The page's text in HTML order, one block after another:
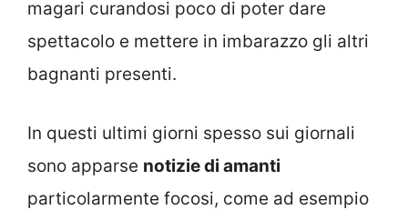
magari curandosi poco di poter dare
spettacolo e mettere in imbarazzo gli altri
bagnanti presenti.
In questi ultimi giorni spesso sui giornali
sono apparse notizie di amanti
particolarmente focosi, come ad esempio